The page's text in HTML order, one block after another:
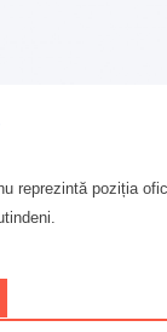
reprezintă poziția